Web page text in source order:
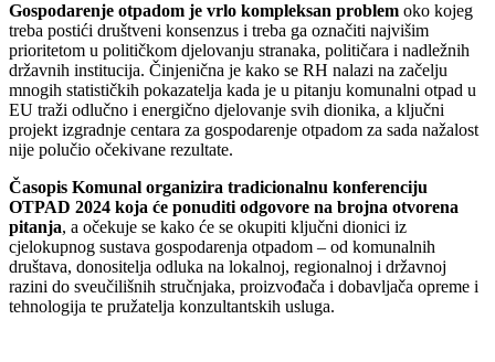
Gospodarenje otpadom je vrlo kompleksan problem oko kojeg
treba postići društveni konsenzus i treba ga označiti najvišim
prioritetom u političkom djelovanju stranaka, političara i nadležnih
državnih institucija. Činjenična je kako se RH nalazi na začelju
mnogih statističkih pokazatelja kada je u pitanju komunalni otpad u
EU traži odlučno i energično djelovanje svih dionika, a ključni
projekt izgradnje centara za gospodarenje otpadom za sada nažalost
nije polučio očekivane rezultate.
Časopis Komunal organizira tradicionalnu konferenciju
OTPAD 2024 koja će ponuditi odgovore na brojna otvorena
pitanja, a očekuje se kako će se okupiti ključni dionici iz
cjelokupnog sustava gospodarenja otpadom – od komunalnih
društava, donositelja odluka na lokalnoj, regionalnoj i državnoj
razini do sveučilišnih stručnjaka, proizvođača i dobavljača opreme i
tehnologija te pružatelja konzultantskih usluga.